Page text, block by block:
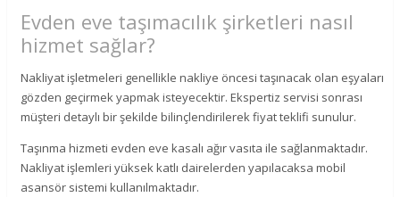
Evden eve taşımacılık şirketleri nasıl
hizmet sağlar?
Nakliyat işletmeleri genellikle nakliye öncesi taşınacak olan eşyaları
gözden geçirmek yapmak isteyecektir. Ekspertiz servisi sonrası
müşteri detaylı bir şekilde bilinçlendirilerek fiyat teklifi sunulur.
Taşınma hizmeti evden eve kasalı ağır vasıta ile sağlanmaktadır.
Nakliyat işlemleri yüksek katlı dairelerden yapılacaksa mobil
asansör sistemi kullanılmaktadır.